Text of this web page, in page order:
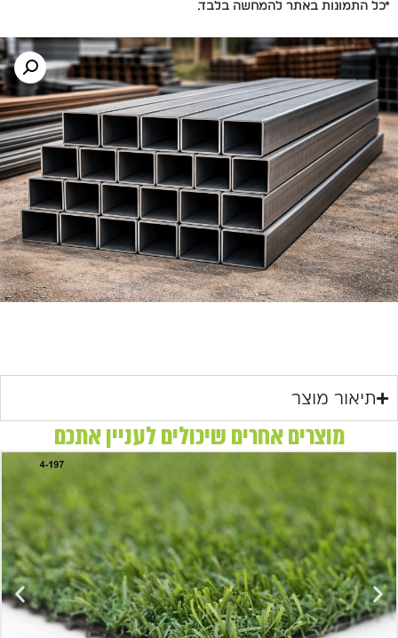
*כל התמונות באתר להמחשה בלבד.
תיאור מוצר
מוצרים אחרים שיכולים לעניין אתכם